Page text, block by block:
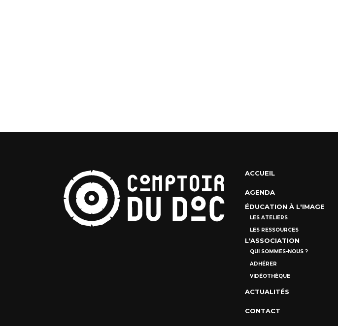
ACCUEIL
AGENDA
ÉDUCATION À L'IMAGE
LES ATELIERS
LES RESSOURCES
L'ASSOCIATION
QUI SOMMES-NOUS ?
ADHÉRER
VIDÉOTHÈQUE
ACTUALITÉS
CONTACT